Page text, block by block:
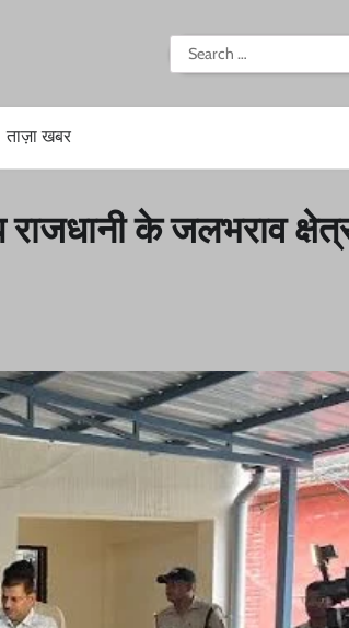
Search
for:
ताज़ा खबर
के जलभराव